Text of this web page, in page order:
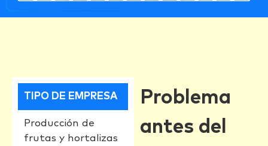
TIPO DE EMPRESA
Producción de
frutas y hortalizas
Problema
antes del